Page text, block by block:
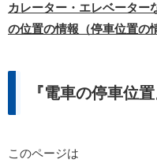
カレーター・エレベーター
の位置の情報（停車位置の
『電車の停車位
このページは